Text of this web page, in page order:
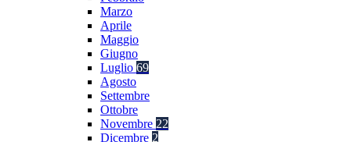
Marzo
Aprile
Maggio
Giugno
Luglio 69
Agosto
Settembre
Ottobre
Novembre 22
Dicembre 2